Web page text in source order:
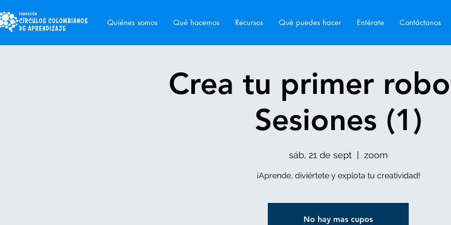
Quiénes somos Qué hacemos Recursos Qué puedes hacer Entérate Contáctanos
Crea tu primer
Sesiones (1)
sáb, 21 de sept
  |
zoom
¡Aprende, diviértete y explota tu creatividad!
No hay mas cupos